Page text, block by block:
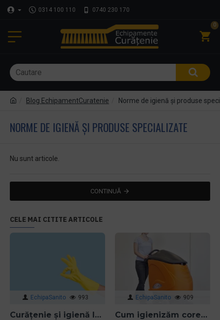
0314 100 110 0740 230 170
0
Blog EchipamentCuratenie Norme de igienă și produse
NORME DE IGIENĂ ȘI PRODUSE SPECIALIZATE
Nu sunt articole.
CONTINUĂ
CELE MAI CITITE ARTICOLE
EchipaSanito 993
Curățenie și igienă la locul de muncă
EchipaSanito 909
Cum igienizăm corect podelele și covoarele împotriva bacteriilor